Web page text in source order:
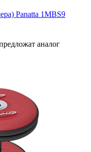
Panatta 1MBS9
аналог